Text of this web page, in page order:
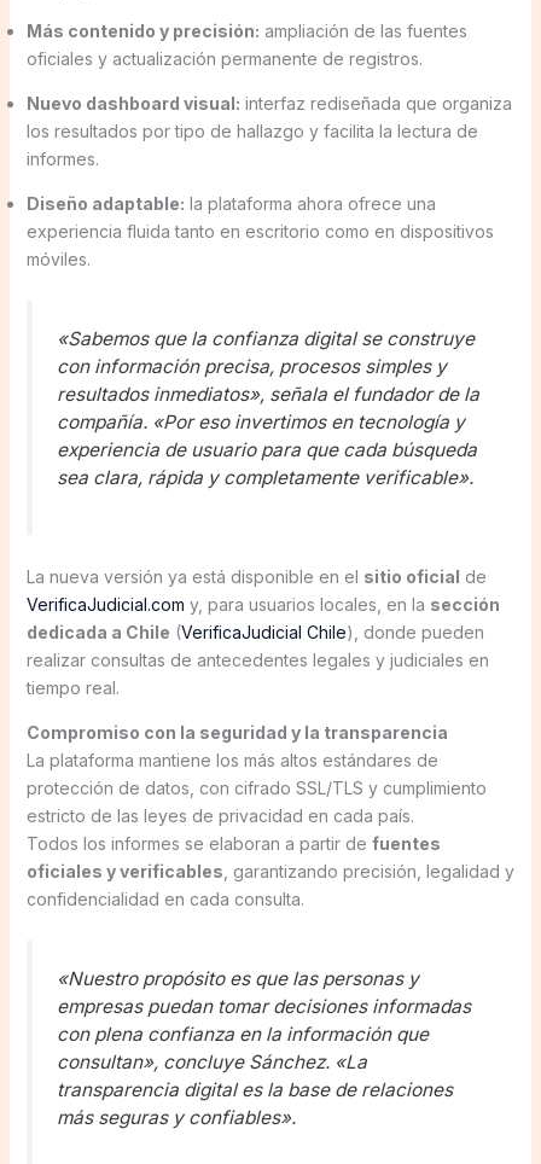
Más contenido y precisión: ampliación de las fuentes
oficiales y actualización permanente de registros.
Nuevo dashboard visual: interfaz rediseñada que organiza
los resultados por tipo de hallazgo y facilita la lectura de
informes.
Diseño adaptable: la plataforma ahora ofrece una
experiencia fluida tanto en escritorio como en dispositivos
móviles.
«Sabemos que la confianza digital se construye
con información precisa, procesos simples y
resultados inmediatos», señala el fundador de la
compañía. «Por eso invertimos en tecnología y
experiencia de usuario para que cada búsqueda
sea clara, rápida y completamente verificable».
La nueva versión ya está disponible en el sitio oficial de
VerificaJudicial.com y, para usuarios locales, en la sección
dedicada a Chile (VerificaJudicial Chile), donde pueden
realizar consultas de antecedentes legales y judiciales en
tiempo real.
Compromiso con la seguridad y la transparencia
La plataforma mantiene los más altos estándares de
protección de datos, con cifrado SSL/TLS y cumplimiento
estricto de las leyes de privacidad en cada país.
Todos los informes se elaboran a partir de fuentes
oficiales y verificables , garantizando precisión, legalidad y
confidencialidad en cada consulta.
«Nuestro propósito es que las personas y
empresas puedan tomar decisiones informadas
con plena confianza en la información que
consultan», concluye Sánchez. «La
transparencia digital es la base de relaciones
más seguras y confiables».